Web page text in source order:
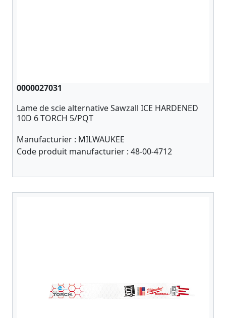
0000027031
Lame de scie alternative Sawzall ICE HARDENED
10D 6 TORCH 5/PQT
Manufacturier : MILWAUKEE
Code produit manufacturier : 48-00-4712